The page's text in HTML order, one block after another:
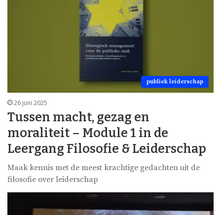
publiek leiderschap
26 juni 2025
Tussen macht, gezag en
moraliteit – Module 1 in de
Leergang Filosofie & Leiderschap
Maak kennis met de meest krachtige gedachten uit de
filosofie over leiderschap